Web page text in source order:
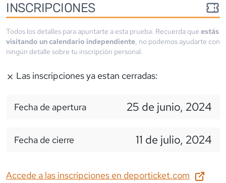
INSCRIPCIONES
Todos los detalles para apuntarte a esta prueba. Recuerda que estás
visitando un calendario independiente, no podemos ayudarte con
ningún detalle sobre tu inscripción personal.
Las inscripciones ya estan cerradas:
Fecha de apertura 25 de junio, 2024
Fecha de cierre 11 de julio, 2024
Accede a las inscripciones en deporticket.com